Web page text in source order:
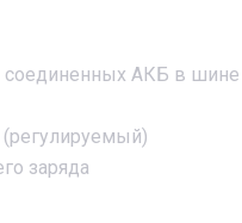
соединенных АКБ в шине
заряда